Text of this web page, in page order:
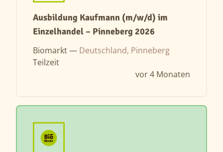
Ausbildung Kaufmann (m/w/d) im
Einzelhandel – Pinneberg 2026
Biomarkt — Deutschland, Pinneberg
Teilzeit
vor 4 Monaten